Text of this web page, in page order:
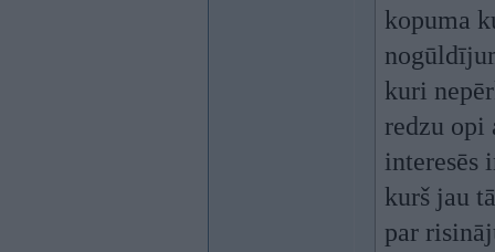
kopuma
kuri
redzu opi
interesēs
kurš jau
par